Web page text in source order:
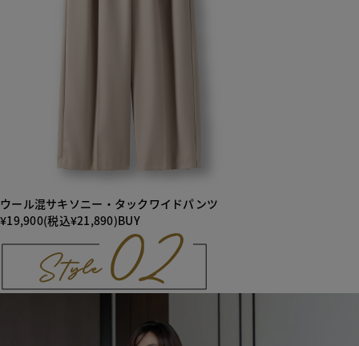
ウール混サキソニー・タックワイドパンツ
¥19,900(税込¥21,890)BUY